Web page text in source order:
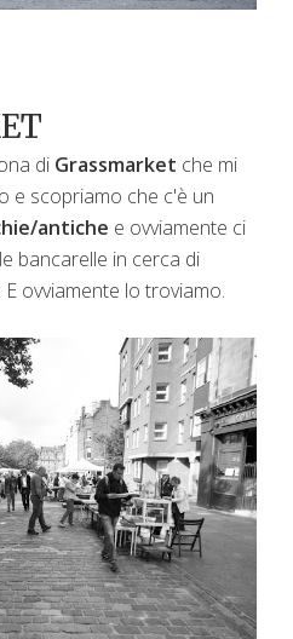
di Grassmarket che mi
e scopriamo che c'è un
antiche e ovviamente ci
bancarelle in cerca di
ovviamente lo troviamo.